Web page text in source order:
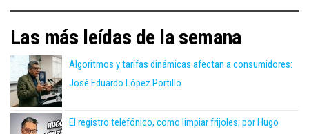
Las más leídas de la semana
Algoritmos y tarifas dinámicas afectan a consumidores:
José Eduardo López Portillo
El registro telefónico, como limpiar frijoles; por Hugo